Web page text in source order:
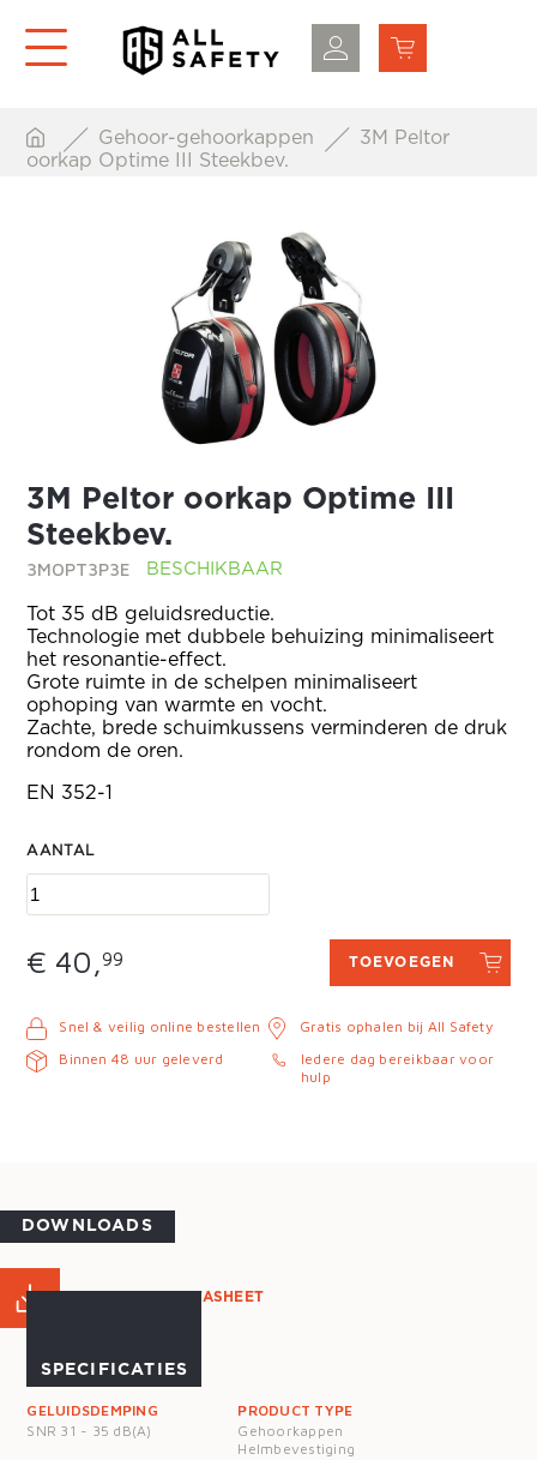
Gehoor-gehoorkappen
3M Peltor
oorkap Optime III Steekbev.
3M Peltor oorkap Optime III
Steekbev.
3MOPT3P3E BESCHIKBAAR
Tot 35 dB geluidsreductie.
Technologie met dubbele behuizing minimaliseert
het resonantie-effect.
Grote ruimte in de schelpen minimaliseert
ophoping van warmte en vocht.
Zachte, brede schuimkussens verminderen de druk
rondom de oren.
EN 352-1
AANTAL
€ 40,99 TOEVOEGEN
Snel & veilig online bestellen
Binnen 48 uur geleverd
Gratis ophalen bij All Safety
Iedere dag bereikbaar voor
hulp
DOWNLOADS
PRODUCT DATASHEET
SPECIFICATIES
GELUIDSDEMPING
SNR 31 - 35 dB(A)
PRODUCT TYPE
Gehoorkappen
Helmbevestiging